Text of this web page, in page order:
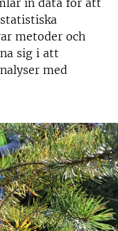
metoder och
sig i att
med